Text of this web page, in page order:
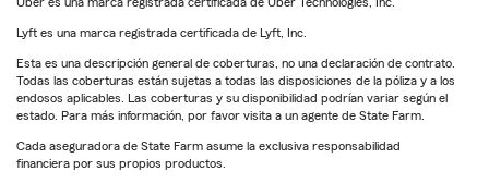
Lyft es una marca registrada certificada de Lyft, Inc.
Esta es una descripción general de coberturas, no una declaración de contrato.
Todas las coberturas están sujetas a todas las disposiciones de la póliza y a los
endosos aplicables. Las coberturas y su disponibilidad podrían variar según el
estado. Para más información, por favor visita a un agente de State Farm.
Cada aseguradora de State Farm asume la exclusiva responsabilidad
financiera por sus propios productos.